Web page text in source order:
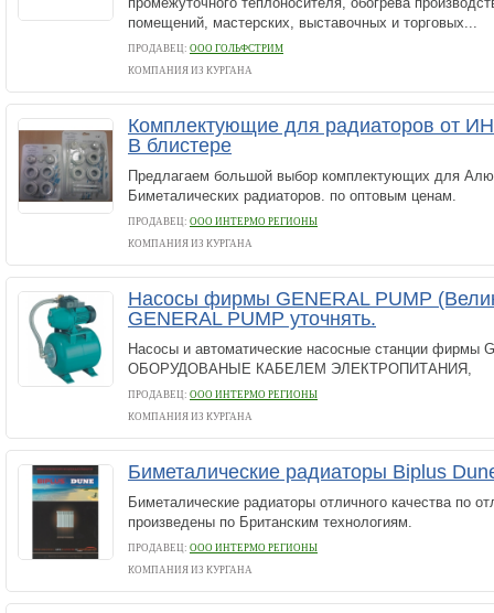
помещений, мастерских, выставочных и торговых...
ПРОДАВЕЦ: ООО ГОЛЬФСТРИМ
КОМПАНИЯ ИЗ КУРГАНА
Комплектующие для радиаторов от
В блистере
Предлагаем большой выбор комплектующих для
Биметалических радиаторов. по оптовым ценам.
ПРОДАВЕЦ: ООО ИНТЕРМО РЕГИОНЫ
КОМПАНИЯ ИЗ КУРГАНА
Насосы фирмы GENERAL PUMP
GENERAL PUMP уточнять.
Насосы и автоматические насосные станции фирмы
ОБОРУДОВАНЫЕ КАБЕЛЕМ ЭЛЕКТРОПИТАНИЯ,
ПРОДАВЕЦ: ООО ИНТЕРМО РЕГИОНЫ
КОМПАНИЯ ИЗ КУРГАНА
Биметалические радиаторы Biplus
Биметалические радиаторы отличного качества по
произведены по Британским технологиям.
ПРОДАВЕЦ: ООО ИНТЕРМО РЕГИОНЫ
КОМПАНИЯ ИЗ КУРГАНА